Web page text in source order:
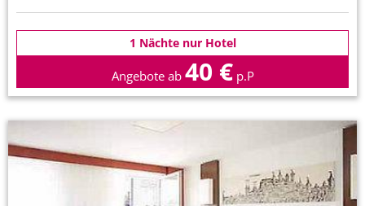
1 Nächte nur Hotel
Angebote ab 40 € p.P